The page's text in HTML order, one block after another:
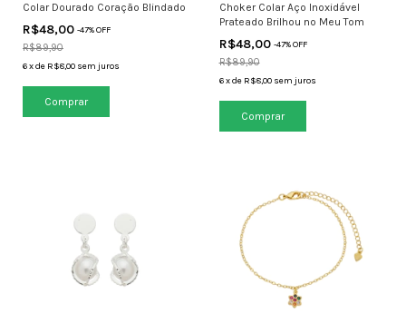
Colar Dourado Coração Blindado
R$48,00 -47% OFF
R$89,90
6xde R$8,00 sem juros
Choker Colar Aço Inoxidável
Prateado Brilhou no Meu Tom
R$48,00 -47% OFF
R$89,90
6 xde R$8,00 sem juros